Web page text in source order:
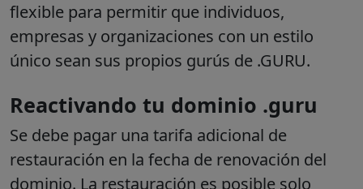
flexible para permitir que individuos,
empresas y organizaciones con un estilo
único sean sus propios gurús de .GURU.
Reactivando tu dominio .guru
Se debe pagar una tarifa adicional de
restauración en la fecha de renovación del
dominio. La restauración es posible solo